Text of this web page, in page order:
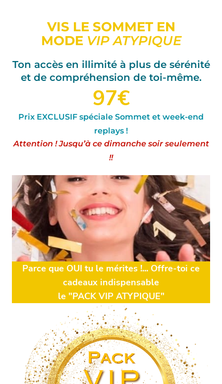
VIS LE SOMMET EN
MODE VIP ATYPIQUE
Ton accès en illimité à plus de sérénité
et de compréhension de toi-même.
97€
Prix EXCLUSIF spéciale Sommet et week-end
replays !
Attention ! Jusqu’à ce dimanche soir seulement
!!
Parce que OUI tu le mérites !... Offre-toi ce
cadeaux indispensable
le "PACK VIP ATYPIQUE"